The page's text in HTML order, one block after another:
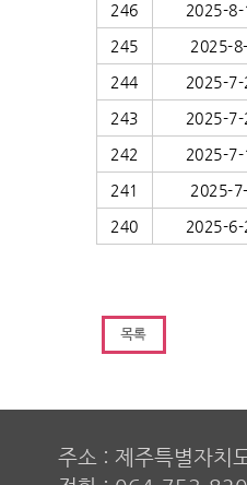
246 2025-8-
245 2025-
244 2025-7-
243 2025-7-
242 2025-7-
241 2025-
240 2025-6-
주소 : 제주특별자치